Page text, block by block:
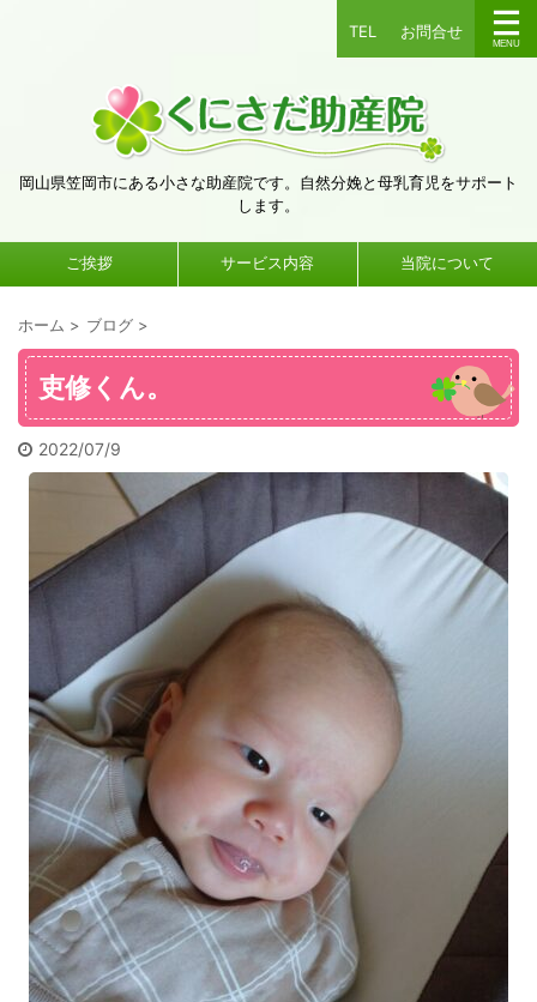
TEL お問合せ
岡山県笠岡市にある小さな助産院です。自然分娩と母乳育児をサポート
します。
ご挨拶 サービス内容 当院について
ホーム > ブログ >
吏修くん。
2022/07/9